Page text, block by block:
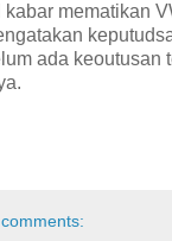
mematikan
ada keoutusan